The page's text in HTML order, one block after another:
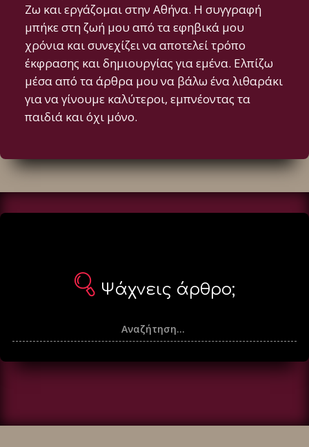
Ζω και εργάζομαι στην Αθήνα. Η συγγραφή
μπήκε στη ζωή μου από τα εφηβικά μου
χρόνια και συνεχίζει να αποτελεί τρόπο
έκφρασης και δημιουργίας για εμένα. Ελπίζω
μέσα από τα άρθρα μου να βάλω ένα λιθαράκι
για να γίνουμε καλύτεροι, εμπνέοντας τα
παιδιά και όχι μόνο.
Ψάχνεις άρθρο;